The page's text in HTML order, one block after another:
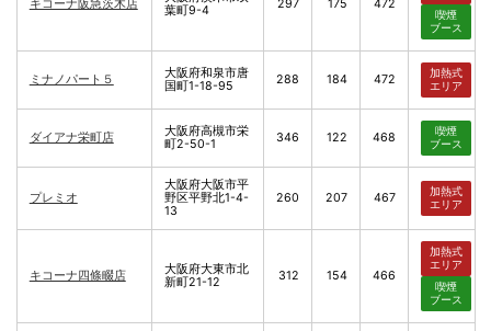
キコーナ阪急茨木店
葉町9-4
297 175 472
喫煙
ブース
ミナノパート５
大阪府和泉市唐
国町1-18-95
288 184 472
加熱式
エリア
ダイアナ栄町店
大阪府高槻市栄
町2-50-1
346 122 468
喫煙
ブース
プレミオ
大阪府大阪市平
野区平野北1-4-
13
260 207 467
加熱式
エリア
キコーナ四條畷店
大阪府大東市北
新町21-12
312 154 466
加熱式
エリア
喫煙
ブース